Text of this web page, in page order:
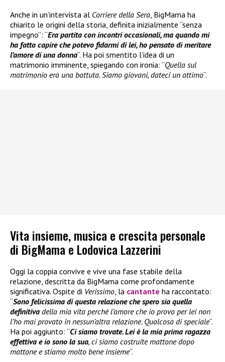
Anche in un’intervista al Corriere della Sera , BigMama ha
chiarito le origini della storia, definita inizialmente “senza
impegno”: “Era partita con incontri occasionali, ma quando mi
ha fatto capire che potevo fidarmi di lei, ho pensato di meritare
l’amore di una donna“. Ha poi smentito l’idea di un
matrimonio imminente, spiegando con ironia: “Quella sul
matrimonio era una battuta. Siamo giovani, dateci un attimo“.
Vita insieme, musica e crescita personale
di BigMama e Lodovica Lazzerini
Oggi la coppia convive e vive una fase stabile della
relazione, descritta da BigMama come profondamente
significativa. Ospite di Verissimo, la cantante ha raccontato:
“Sono felicissima di questa relazione che spero sia quella
definitiva della mia vita perché l’amore che io provo per lei non
l’ho mai provato in nessun’altra relazione. Qualcosa di speciale“.
Ha poi aggiunto: “Ci siamo trovate. Lei è la mia prima ragazza
effettiva e io sono la sua, ci siamo costruite mattone dopo
mattone e stiamo molto bene insieme“.